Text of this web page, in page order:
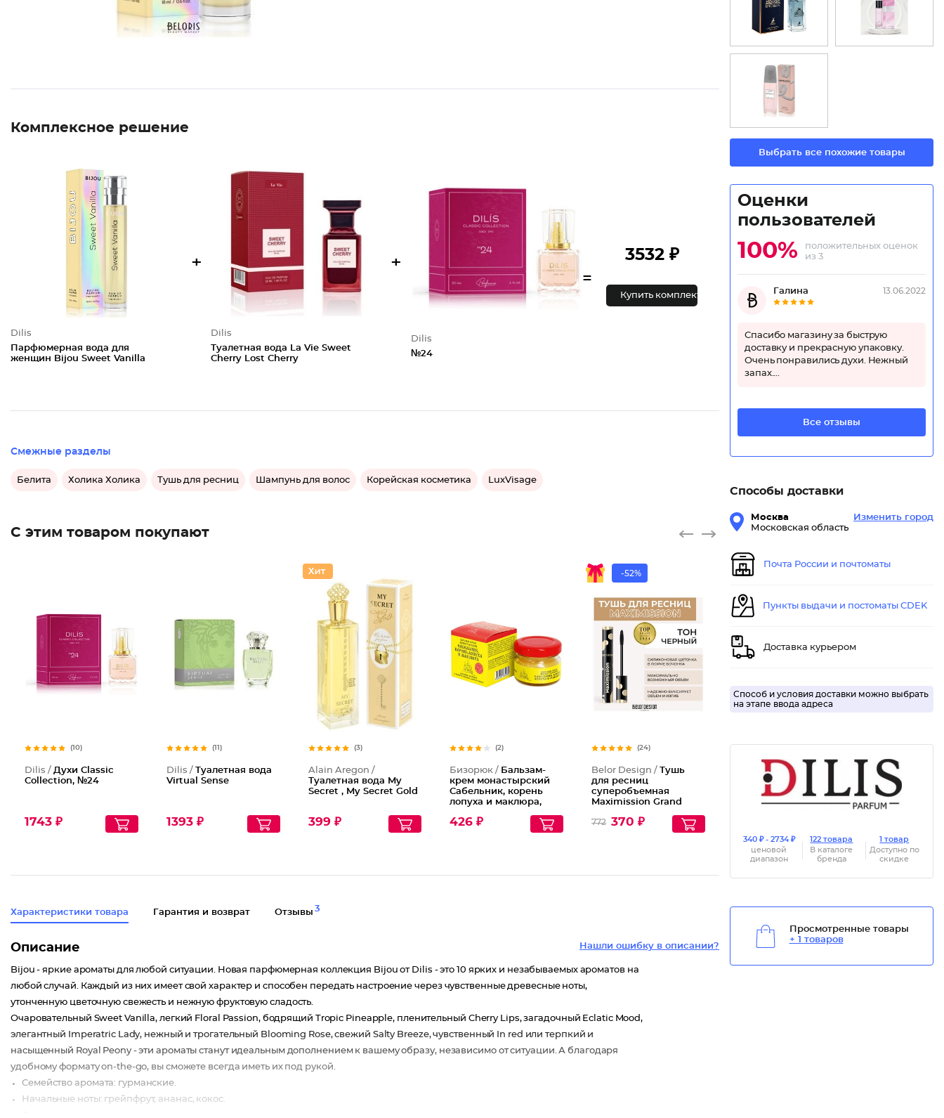
Комплексное решение
Dilis
Парфюмерная вода для
женщин Bijou Sweet Vanilla
+
Dilis
Туалетная вода La Vie Sweet
Cherry Lost Cherry
+
Dilis
№24
=
3532 ₽
Купить комплект
Смежные разделы
Белита Холика Холика Тушь для ресниц Шампунь для волос Корейская косметика LuxVisage
С этим товаром покупают
Духи Cl
(10)
Dilis / Духи Classic
Collection, №24
1743 ₽
(11)
Dilis / Туалетная вода
Virtual Sense
1393 ₽
Туалетн
(3)
Alain Aregon /
Туалетная вода My
Secret , My Secret Gold
399 ₽
(2)
Бизорюк / Бальзам-
крем монастырский
Сабельник, корень
лопуха и маклюра,
426 ₽
-52%
(24)
Belor Design /Тушь
для ресниц
суперобъемная
Maximission Grand
772 370 ₽
Характеристики товара Гарантия и возврат Отзывы 3
Нашли ошибку в описании?
Описание
Bijou - яркие ароматы для любой ситуации. Новая парфюмерная коллекция Bijou от Dilis - это 10 ярких и незабываемых ароматов на
любой случай. Каждый из них имеет свой характер и способен передать настроение через чувственные древесные ноты,
утонченную цветочную свежесть и нежную фруктовую сладость.
Очаровательный Sweet Vanilla, легкий Floral Passion, бодрящий Tropic Pineapple, пленительный Cherry Lips, загадочный Eclatic Mood,
элегантный Imperatric Lady, нежный и трогательный Blooming Rose, свежий Salty Breeze, чувственный In red или терпкий и
насыщенный Royal Peony - эти ароматы станут идеальным дополнением к вашему образу, независимо от ситуации. А благодаря
удобному формату on-the-go, вы сможете всегда иметь их под рукой.
Семейство аромата: гурманские.
Начальные ноты: грейпфрут, ананас, кокос.
Выбрать все похожие товары
Оценки
пользователей
100%
положительных оценок
из 3
Галина 13.06.2022
Спасибо магазину за быструю
доставку и прекрасную упаковку.
Очень понравились духи. Нежный
запах....
Все отзывы
Способы доставки
Москва
Московская область
Изменить город
Почта России и почтоматы
Пункты выдачи и постоматы CDEK
Доставка курьером
Способ и условия доставки можно выбрать
на этапе ввода адреса
340 ₽ - 2734 ₽
ценовой
диапазон
122 товара
В каталоге
бренда
1 товар
Доступно по
скидке
Просмотренные товары
+ 1 товаров